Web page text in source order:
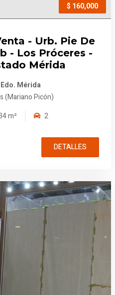
$ 160,000
- Urb. Pie De
- Los Próceres -
Mérida
Mérida
(Mariano Picón)
m² 2
DETALLES